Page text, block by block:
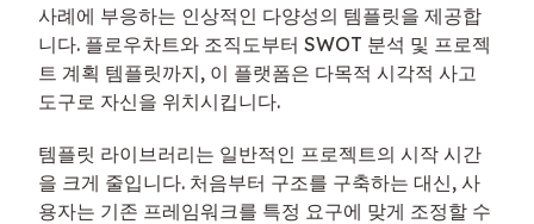
사례에 부응하는 인상적인 다양성의 템플릿을 제공합
니다. 플로우차트와 조직도부터 SWOT 분석 및 프로젝
트 계획 템플릿까지, 이 플랫폼은 다목적 시각적 사고
도구로 자신을 위치시킵니다.
템플릿 라이브러리는 일반적인 프로젝트의 시작 시간
을 크게 줄입니다. 처음부터 구조를 구축하는 대신, 사
용자는 기존 프레임워크를 특정 요구에 맞게 조정할 수